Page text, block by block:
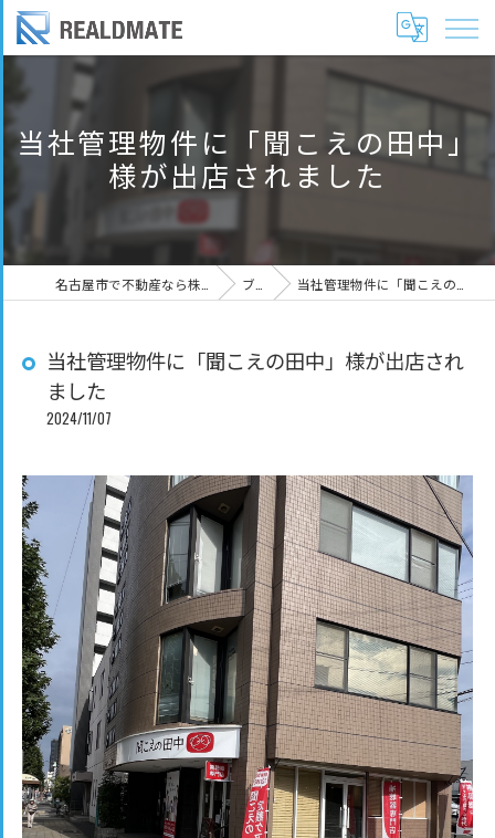
当社管理物件に「聞こえの田中」
様が出店されました
ブログ 当社管理物件に「聞こえの田中」様が出店されました
当社管理物件に「聞こえの田中」様が出店され
ました
2024/11/07